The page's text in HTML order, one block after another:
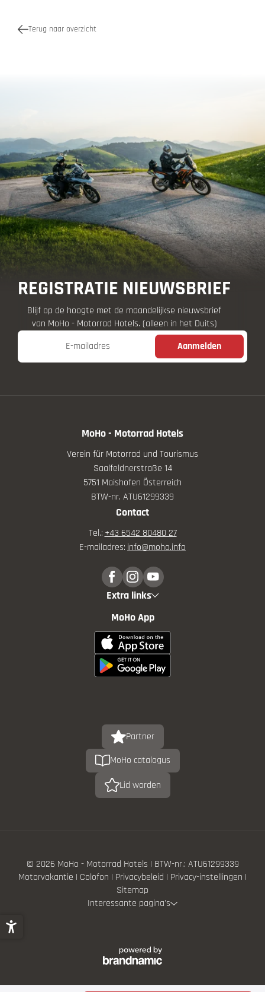
Terug naar overzicht
REGISTRATIE NIEUWSBRIEF
Blijf op de hoogte met de maandelijkse nieuwsbrief
van MoHo - Motorrad Hotels. (alleen in het Duits)
E-mailadres
Aanmelden
MoHo - Motorrad Hotels
Verein für Motorrad und Tourismus
Saalfeldnerstraße 14
5751 Maishofen Österreich
BTW-nr. ATU61299339
Contact
Tel.: +43 6542 80480 27
E-mailadres: info@moho.info
Extra links
MoHo App
Partner
MoHo catalogus
Lid worden
© 2026 MoHo - Motorrad Hotels | BTW-nr.: ATU61299339
Motorvakantie | Colofon | Privacybeleid | Privacy-instellingen |
Sitemap
Interessante pagina's